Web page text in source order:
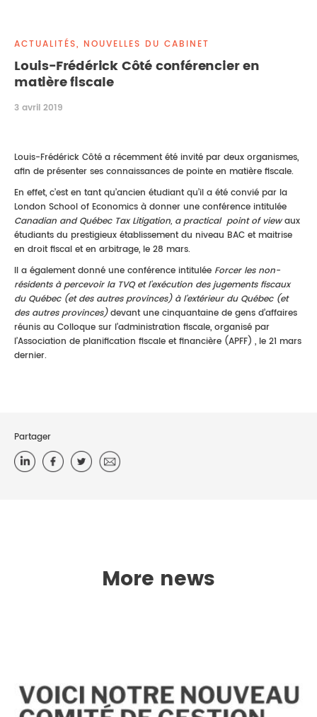
PROPRIÉTÉ INTELLECTUELLE
ACTUALITÉS, NOUVELLES DU CABINET
Louis-Frédérick Côté conférencier en
matière fiscale
3 avril 2019
Louis-Frédérick Côté a récemment été invité par deux organismes,
afin de présenter ses connaissances de pointe en matière fiscale.
En effet, c’est en tant qu’ancien étudiant qu’il a été convié par la
London School of Economics à donner une conférence intitulée
Canadian and Québec Tax Litigation, a practical point of viewaux
étudiants du prestigieux établissement du niveau BAC et maitrise
en droit fiscal et en arbitrage, le 28 mars.
Il a également donné une conférence intitulée Forcer les non-
résidents à percevoir la TVQ et l’exécution des jugements fiscaux
du Québec (et des autres provinces) à l’extérieur du Québec (et
des autres provinces)devant une cinquantaine de gens d’affaires
réunis au Colloque sur l’administration fiscale, organisé par
l’Association de planification fiscale et financière (APFF) , le 21 mars
dernier.
Partager
More news